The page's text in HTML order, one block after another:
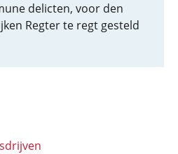
delicten, voor den
Regter te regt gesteld